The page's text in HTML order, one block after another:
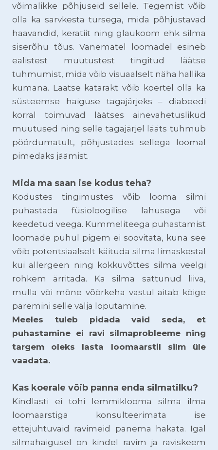
võimalikke põhjuseid sellele. Tegemist võib
olla ka sarvkesta tursega, mida põhjustavad
haavandid, keratiit ning glaukoom ehk silma
siserõhu tõus. Vanematel loomadel esineb
ealistest muutustest tingitud läätse
tuhmumist, mida võib visuaalselt näha hallika
kumana. Läätse katarakt võib koertel olla ka
süsteemse haiguse tagajärjeks – diabeedi
korral toimuvad läätses ainevahetuslikud
muutused ning selle tagajärjel lääts tuhmub
pöördumatult, põhjustades sellega loomal
pimedaks jäämist.
Mida ma saan ise kodus teha?
Kodustes tingimustes võib looma silmi
puhastada füsioloogilise lahusega või
keedetud veega. Kummeliteega puhastamist
loomade puhul pigem ei soovitata, kuna see
võib potentsiaalselt käituda silma limaskestal
kui allergeen ning kokkuvõttes silma veelgi
rohkem ärritada. Ka silma sattunud liiva,
mulla või mõne võõrkeha vastul aitab kõige
paremini selle välja loputamine.
Meeles tuleb pidada vaid seda, et
puhastamine ei ravi silmaprobleeme ning
targem oleks lasta loomaarstil silm üle
vaadata.
Kas koerale võib panna enda silmatilku?
Kindlasti ei tohi lemmiklooma silma ilma
loomaarstiga konsulteerimata ise
ettejuhtuvaid ravimeid panema hakata. Igal
silmahaigusel on kindel ravim ja raviskeem